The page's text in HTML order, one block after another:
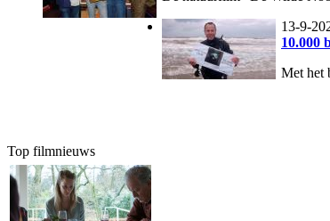
13-9-
10.000
Met het
Top filmnieuws